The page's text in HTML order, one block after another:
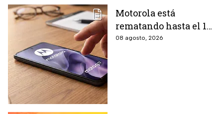
Motorola está
rematando hasta el 19
de agosto el celular
08 agosto, 2026